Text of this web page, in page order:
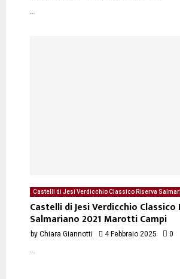
Castelli di Jesi Verdicchio Classico Riserva
Castelli di Jesi Verdicchio Classico
Salmariano 2021 Marotti Campi
by Chiara Giannotti 4 Febbraio 2025 0